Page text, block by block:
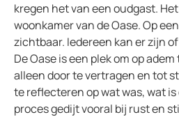
kregen het van een oudgast.
woonkamer van de Oase. Op
zichtbaar. Iedereen kan er zijn
De Oase is een plek om op
alleen door te vertragen en tot
te reflecteren op wat was, wat
proces gedijt vooral bij rust en